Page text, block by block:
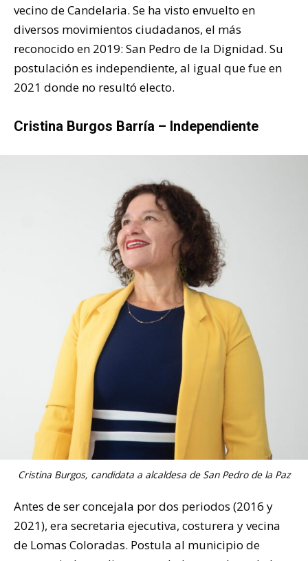
vecino de Candelaria. Se ha visto envuelto en
diversos movimientos ciudadanos, el más
reconocido en 2019: San Pedro de la Dignidad. Su
postulación es independiente, al igual que fue en
2021 donde no resultó electo.
Cristina Burgos Barría – Independiente
Cristina Burgos, candidata a alcaldesa de San Pedro de la Paz
Antes de ser concejala por dos periodos (2016 y
2021), era secretaria ejecutiva, costurera y vecina
de Lomas Coloradas. Postula al municipio de